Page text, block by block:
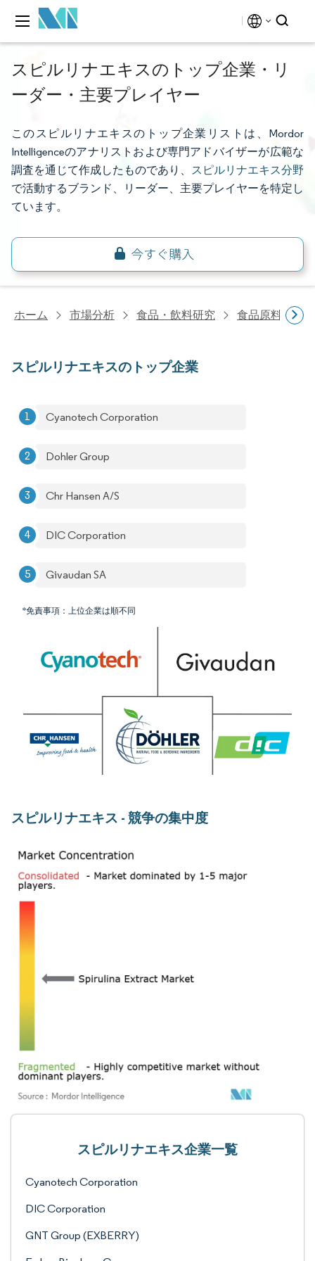
スピルリナエキスのトップ企業・リ
ーダー・主要プレイヤー
このスピルリナエキスのトップ企業リストは、Mordor
Intelligenceのアナリストおよび専門アドバイザーが広範な
調査を通じて作成したものであり、 スピルリナエキス分野
で活動するブランド、リーダー、主要プレイヤーを特定し
ています。
ホーム 市場分析 食品・飲料研究 食品原料・食
スピルリナエキスのトップ企業
Cyanotech Corporation
Dohler Group
Chr Hansen A/S
DIC Corporation
Givaudan SA
*免責事項：上位企業は順不同
スピルリナエキス - 競争の集中度
スピルリナエキス企業一覧
Cyanotech Corporation
DIC Corporation
GNT Group (EXBERRY)